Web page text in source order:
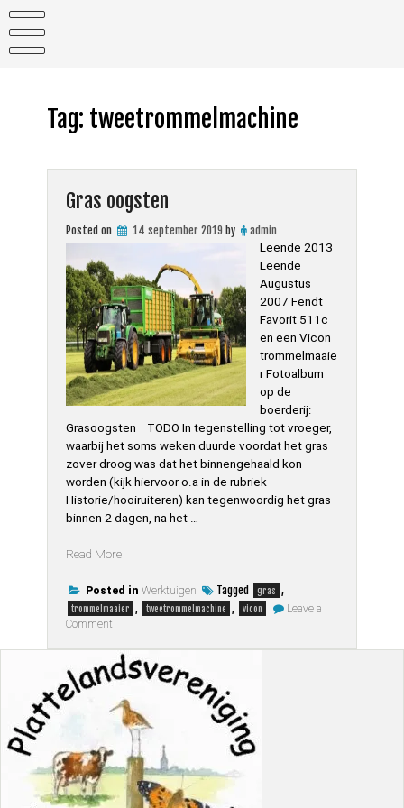
content
Tag: tweetrommelmachine
Gras oogsten
Posted on 14 september 2019 by
admin
Leende 2013
Leende
Augustus
2007 Fendt
Favorit 511c
en een Vicon
trommelmaaie
r Fotoalbum
op de
boerderij:
Grasoogsten TODO In tegenstelling tot vroeger,
waarbij het soms weken duurde voordat het gras
zover droog was dat het binnengehaald kon
worden (kijk hiervoor o.a in de rubriek
Historie/hooiruiteren) kan tegenwoordig het gras
binnen 2 dagen, na het …
Read More“Gras
Posted in Werktuigen Tagged gras ,
trommelmaaier , tweetrommelmachine , vicon
Leave a
Commenton
oogsten